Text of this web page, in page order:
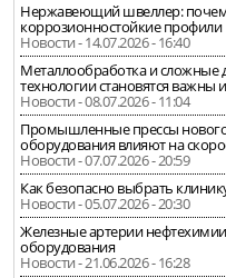
Нержавеющий швеллер:
коррозионностойкие профили
Новости - 14.07.2026 - 16:40
Металлообработка и сложные
технологии становятся важны
Новости - 08.07.2026 - 11:04
Промышленные прессы нового
оборудования влияют на
Новости - 07.07.2026 - 20:59
Как безопасно выбрать
Новости - 05.07.2026 - 20:30
Железные артерии
оборудования
Новости - 21.06.2026 - 16:28